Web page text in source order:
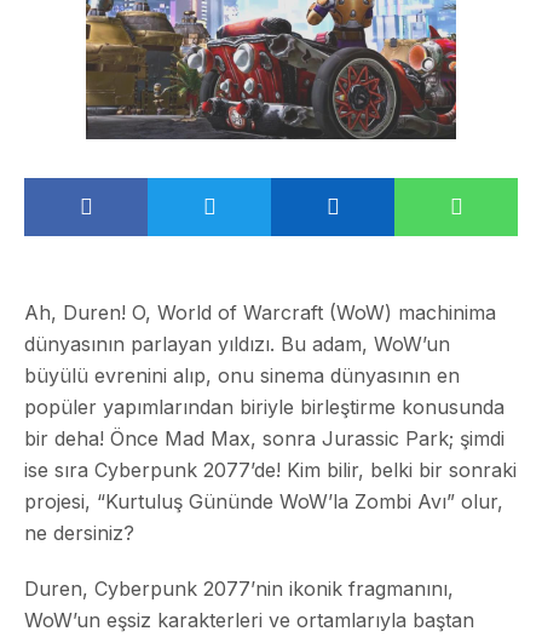
Ah, Duren! O, World of Warcraft (WoW) machinima
dünyasının parlayan yıldızı. Bu adam, WoW’un
büyülü evrenini alıp, onu sinema dünyasının en
popüler yapımlarından biriyle birleştirme konusunda
bir deha! Önce Mad Max, sonra Jurassic Park; şimdi
ise sıra Cyberpunk 2077’de! Kim bilir, belki bir sonraki
projesi, “Kurtuluş Gününde WoW’la Zombi Avı” olur,
ne dersiniz?
Duren, Cyberpunk 2077’nin ikonik fragmanını,
WoW’un eşsiz karakterleri ve ortamlarıyla baştan